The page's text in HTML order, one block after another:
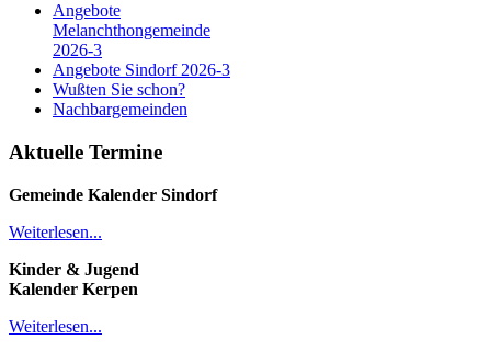
Angebote
Melanchthongemeinde
2026-3
Angebote Sindorf 2026-3
Wußten Sie schon?
Nachbargemeinden
Aktuelle Termine
Gemeinde Kalender Sindorf
Weiterlesen...
Kinder & Jugend
Kalender Kerpen
Weiterlesen...